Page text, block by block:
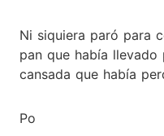
Ni siquiera paró para
pan que había llevado
cansada que había
Po